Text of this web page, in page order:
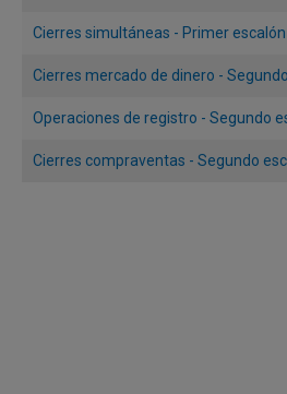
Cierres simultáneas - Primer escalón
Cierres mercado de dinero -
Operaciones de registro - Segundo
Cierres compraventas - Segundo